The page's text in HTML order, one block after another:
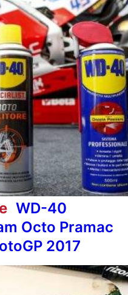
WD-40
Octo Pramac
2017